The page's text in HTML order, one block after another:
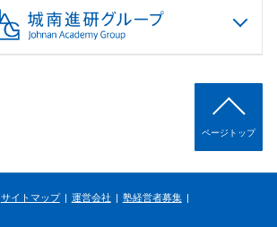
ページトップ
サイトマップ 運営会社
塾経営者募集